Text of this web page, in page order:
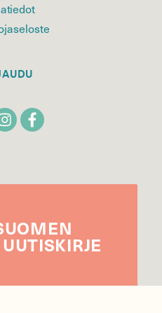
UUTIS­KIRJE